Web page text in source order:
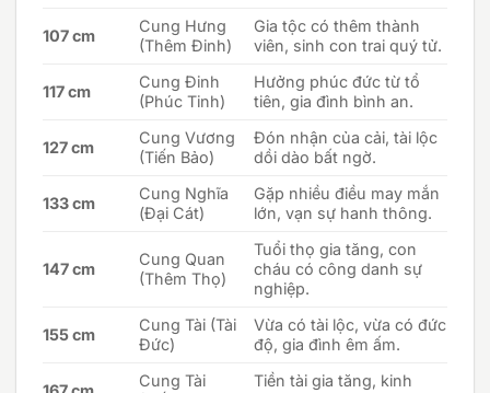
107 cm
Cung Hưng
(Thêm Đinh)
Gia tộc có thêm thành
viên, sinh con trai quý tử.
117 cm
Cung Đinh
(Phúc Tinh)
Hưởng phúc đức từ tổ
tiên, gia đình bình an.
127 cm
Cung Vương
(Tiến Bảo)
Đón nhận của cải, tài lộc
dồi dào bất ngờ.
133 cm
Cung Nghĩa
(Đại Cát)
Gặp nhiều điều may mắn
lớn, vạn sự hanh thông.
147 cm
Cung Quan
(Thêm Thọ)
Tuổi thọ gia tăng, con
cháu có công danh sự
nghiệp.
155 cm
Cung Tài (Tài
Đức)
Vừa có tài lộc, vừa có đức
độ, gia đình êm ấm.
Cung Tài
Tiền tài gia tăng, kinh